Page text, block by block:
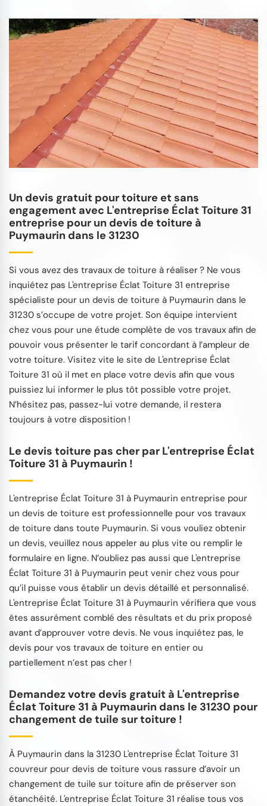
Un devis gratuit pour toiture et sans
engagement avec L'entreprise Éclat Toiture 31
entreprise pour un devis de toiture à
Puymaurin dans le 31230
Si vous avez des travaux de toiture à réaliser ? Ne vous
inquiétez pas L'entreprise Éclat Toiture 31 entreprise
spécialiste pour un devis de toiture à Puymaurin dans le
31230 s’occupe de votre projet. Son équipe intervient
chez vous pour une étude complète de vos travaux afin de
pouvoir vous présenter le tarif concordant à l’ampleur de
votre toiture. Visitez vite le site de L'entreprise Éclat
Toiture 31 où il met en place votre devis afin que vous
puissiez lui informer le plus tôt possible votre projet.
N’hésitez pas, passez-lui votre demande, il restera
toujours à votre disposition !
Le devis toiture pas cher par L'entreprise Éclat
Toiture 31 à Puymaurin !
L'entreprise Éclat Toiture 31 à Puymaurin entreprise pour
un devis de toiture est professionnelle pour vos travaux
de toiture dans toute Puymaurin. Si vous vouliez obtenir
un devis, veuillez nous appeler au plus vite ou remplir le
formulaire en ligne. N’oubliez pas aussi que L'entreprise
Éclat Toiture 31 à Puymaurin peut venir chez vous pour
qu’il puisse vous établir un devis détaillé et personnalisé.
L'entreprise Éclat Toiture 31 à Puymaurin vérifiera que vous
êtes assurément comblé des résultats et du prix proposé
avant d’approuver votre devis. Ne vous inquiétez pas, le
devis pour vos travaux de toiture en entier ou
partiellement n’est pas cher !
Demandez votre devis gratuit à L'entreprise
Éclat Toiture 31 à Puymaurin dans le 31230 pour
changement de tuile sur toiture !
À Puymaurin dans la 31230 L'entreprise Éclat Toiture 31
couvreur pour devis de toiture vous rassure d’avoir un
changement de tuile sur toiture afin de préserver son
étanchéité. L'entreprise Éclat Toiture 31 réalise tous vos